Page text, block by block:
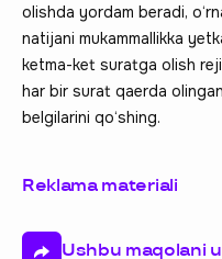
olishda yordam beradi,
natijani mukammallikka
ketma-ket suratga olish
har bir surat qaerda
belgilarini qo‘shing.
Ushbu maqolani
Reklama materiali